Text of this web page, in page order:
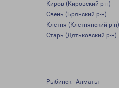
Киров (Кировский р-н)
Свень (Брянский р-н)
Клетня (Клетнянский р-н)
Старь (Дятьковский р-н)
Рыбинск - Алматы